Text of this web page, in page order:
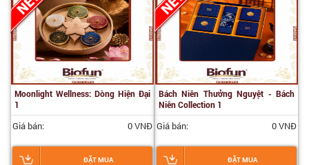
Moonlight Wellness: Dòng Hiện Đại
1
Giá bán: 0 VNĐ
ĐẶT MUA
Bách Niên Thưởng Nguyệt - Bách
Niên Collection 1
Giá bán: 0 VNĐ
ĐẶT MUA